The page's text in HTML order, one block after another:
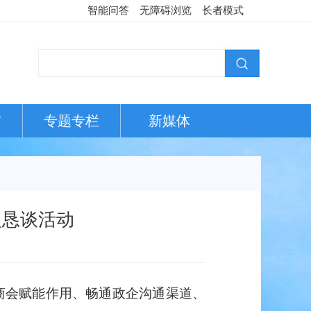
智能问答 无障碍浏览 长者模式
专题专栏 新媒体
谈活动
赋能作用、畅通政企沟通渠道、